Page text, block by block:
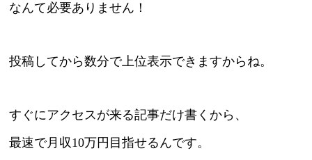
なんて必要ありません！
投稿してから数分で上位表示できますからね。
すぐにアクセスが来る記事だけ書くから、
最速で月収10万円目指せるんです。